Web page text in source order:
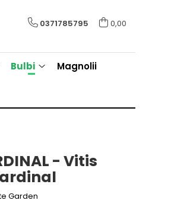
0371785795 0,00
Bulbi Magnolii
- Vitis
Garden